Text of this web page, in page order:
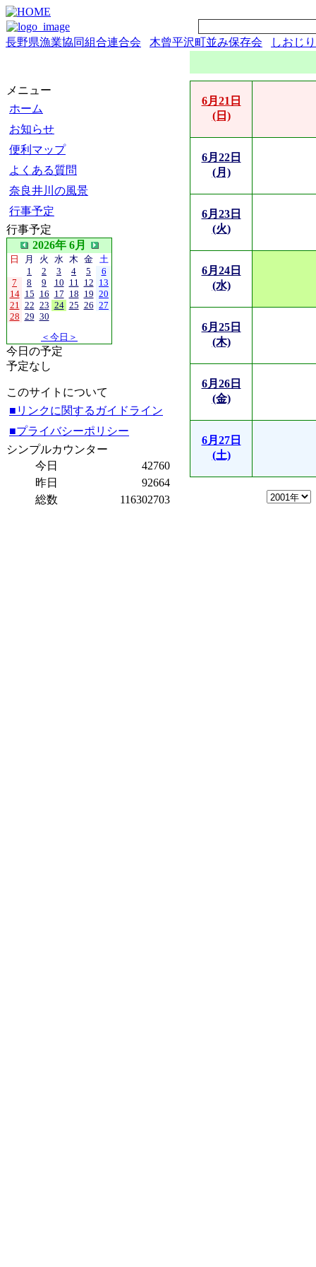
長野県漁業協同組合連合会 木曾平沢町並み保存会 しおじ
メニュー
ホーム
お知らせ
便利マップ
よくある質問
奈良井川の風景
行事予定
行事予定
2026年 6月
日 月 火 水 木 金 土
1
2 3 4 5
6
7
8 9 10 11 12 13
14 15 16 17 18 19 20
21 22 23 24 25 26 27
28 29 30
＜今日＞
今日の予定
予定なし
このサイトについて
■リンクに関するガイドライン
■プライバシーポリシー
シンプルカウンター
今日
42760
昨日
92664
総数
116302703
6月21日
(日)
6月22日
(月)
6月23日
(火)
6月24日
(水)
6月25日
(木)
6月26日
(金)
6月27日
(土)